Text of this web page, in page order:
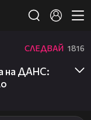
СЛЕДВАЙ 1816
на ДАНС: